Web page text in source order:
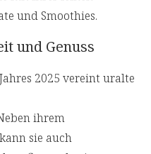
und Smoothies.
und Genuss
2025 vereint uralte
ihrem
sie auch